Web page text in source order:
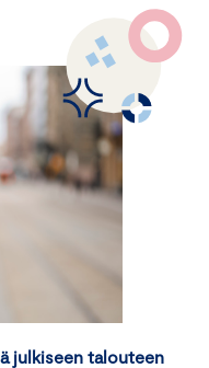
julkiseen talouteen